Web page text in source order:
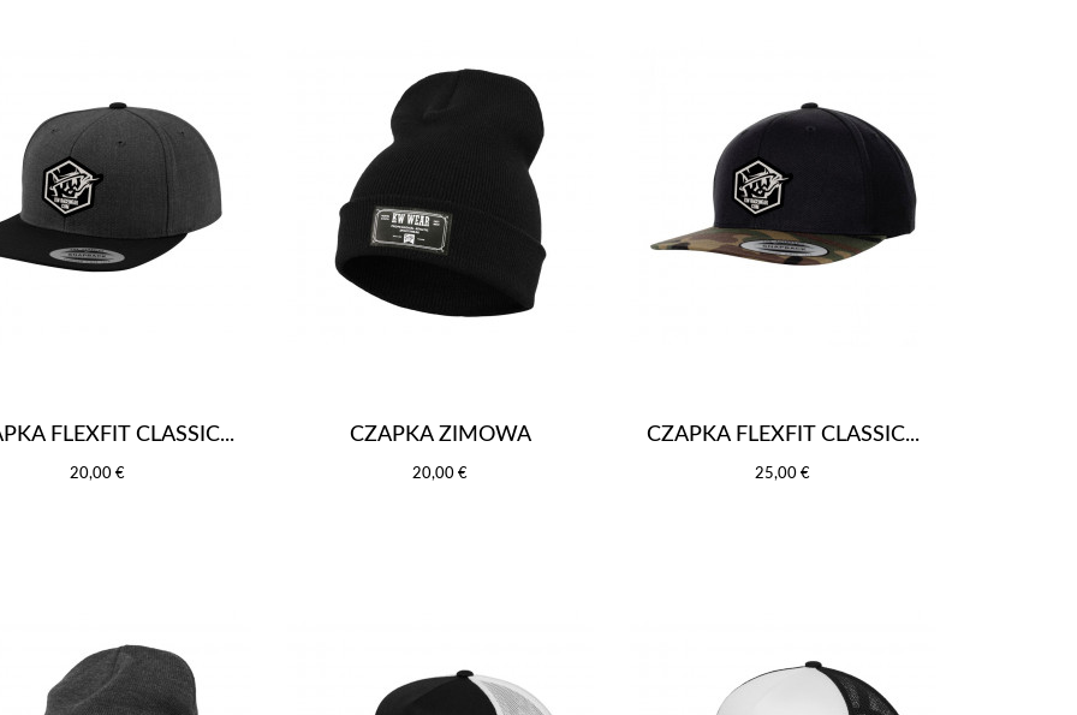
FLEXFIT CLASSIC...
20,00 €
CZAPKA ZIMOWA
20,00 €
CZAPKA FLEXFIT CLASSIC...
25,00 €